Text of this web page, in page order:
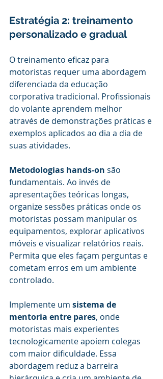
Estratégia 2: treinamento
personalizado e gradual
O treinamento eficaz para
motoristas requer uma abordagem
diferenciada da educação
corporativa tradicional. Profissionais
do volante aprendem melhor
através de demonstrações práticas e
exemplos aplicados ao dia a dia de
suas atividades.
Metodologias hands-on são
fundamentais. Ao invés de
apresentações teóricas longas,
organize sessões práticas onde os
motoristas possam manipular os
equipamentos, explorar aplicativos
móveis e visualizar relatórios reais.
Permita que eles façam perguntas e
cometam erros em um ambiente
controlado.
Implemente um sistema de
mentoria entre pares, onde
motoristas mais experientes
tecnologicamente apoiem colegas
com maior dificuldade. Essa
abordagem reduz a barreira